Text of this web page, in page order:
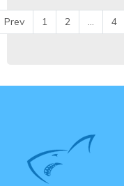
Prev 1 2 ... 4